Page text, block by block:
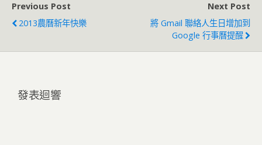
Previous Post
2013農曆新年快樂
Next Post
將 Gmail 聯絡人生日增加到
Google 行事曆提醒
發表迴響